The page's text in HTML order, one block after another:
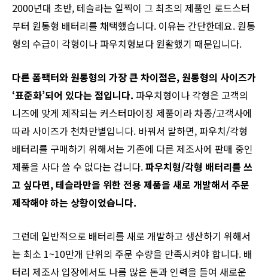
2000년대 초반, 테슬라는 일찍이 그 최초의 제품인 로드스터
부터 원통형 배터리를 채택했습니다. 이유는 간단한데요. 원통
형의 수급이 각형이나 파우치형보다 원활했기 때문입니다.
다른 폼팩터와 원통형의 가장 큰 차이점은, 원통형의 사이즈가
‘표준화’되어 있다는 점입니다. 파우치형이나 각형은 고객의
니즈에 맞게 제작되는 커스터마이징 제품이라 차종/고객사에
따라 사이즈가 천차만별입니다. 바꿔서 말하면, 파우치/각형
배터리를 구매하기 위해서는 기존에 다른 제조사에 판매 중인
제품을 사다 쓸 수 없다는 겁니다.파우치형/각형 배터리를 쓰
고 싶다면, 테슬라만을 위한 전용 제품을 새로 개발해서 주문
제작해야 하는 상황이었습니다.
그런데 일반적으로 배터리를 새로 개발하고 생산하기 위해서
는 최소 1~10만개 단위의 주문 수량을 만족시켜야 합니다. 배
터리 제조사 입장에서도 나름 많은 돈과 인력을 들여 새로운